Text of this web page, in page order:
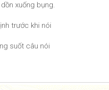
xuống bụng.
trước khi nói
suốt câu nói